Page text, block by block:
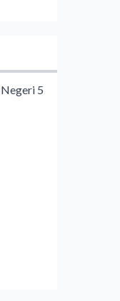
5